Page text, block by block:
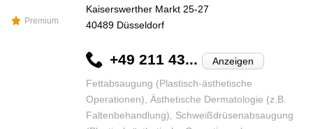
Premium
Kaiserswerther Markt 25-27
40489 Düsseldorf
+49 211 43... Anzeigen
Fettabsaugung (Plastisch-ästhetische
Operationen), Ästhetische Dermatologie (z.B.
Faltenbehandlung), Schweißdrüsenabsaugung